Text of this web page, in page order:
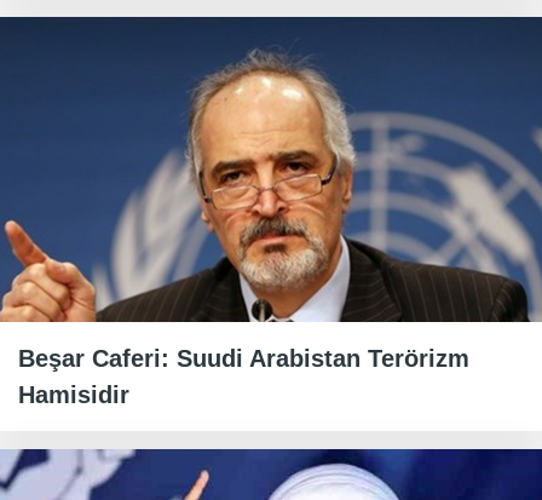
Beşar Caferi: Suudi Arabistan Terörizm
Hamisidir